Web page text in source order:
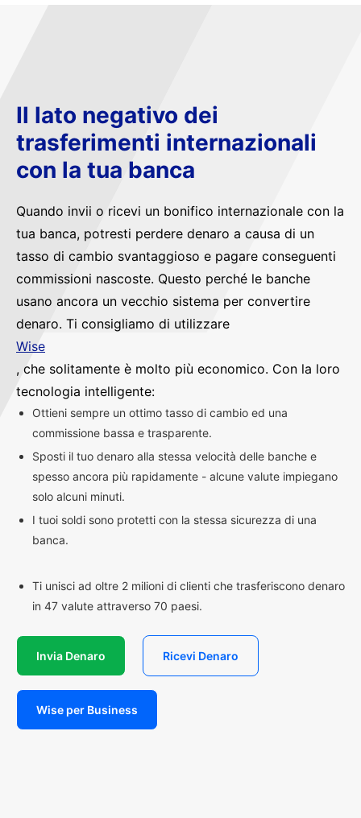
Il lato negativo dei
trasferimenti internazionali
con la tua banca
Quando invii o ricevi un bonifico internazionale con la
tua banca, potresti perdere denaro a causa di un
tasso di cambio svantaggioso e pagare conseguenti
commissioni nascoste. Questo perché le banche
usano ancora un vecchio sistema per convertire
denaro. Ti consigliamo di utilizzare
Wise
, che solitamente è molto più economico. Con la loro
tecnologia intelligente:
Ottieni sempre un ottimo tasso di cambio ed una
commissione bassa e trasparente.
Sposti il tuo denaro alla stessa velocità delle banche e
spesso ancora più rapidamente - alcune valute impiegano
solo alcuni minuti.
I tuoi soldi sono protetti con la stessa sicurezza di una
banca.
Ti unisci ad oltre 2 milioni di clienti che trasferiscono denaro
in 47 valute attraverso 70 paesi.
Invia Denaro Ricevi Denaro
Wise per Business